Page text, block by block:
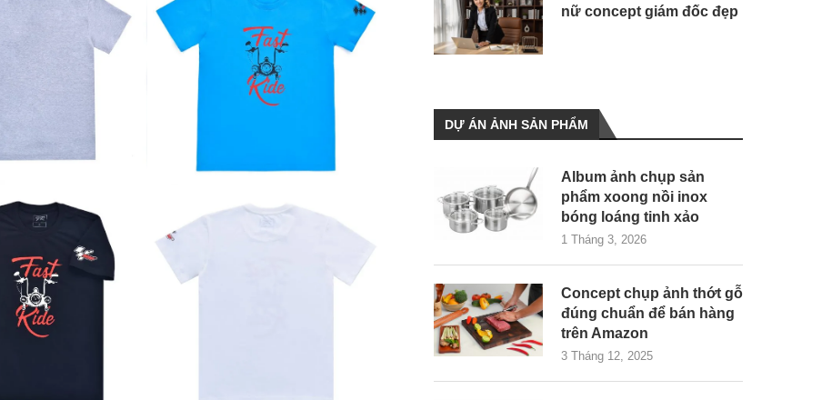
nữ concept giám đốc đẹp
DỰ ÁN ẢNH SẢN PHẨM
Album ảnh chụp sản
phẩm xoong nồi inox
bóng loáng tinh xảo
1 Tháng 3, 2026
Concept chụp ảnh thớt gỗ
đúng chuẩn để bán hàng
trên Amazon
3 Tháng 12, 2025